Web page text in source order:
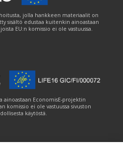
jolla hankkeen materiaalit on
sisältö edustaa kuitenkin ainoastaan
EU:n komissio ei ole vastuussa.
ainoastaan EconomisE-projektin
komissio ei ole vastuussa sivuston
käytöstä.